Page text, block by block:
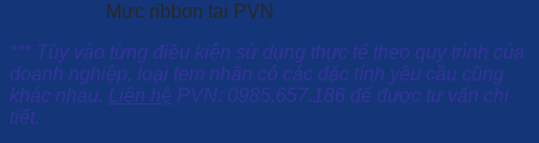
Mực ribbon tại PVN
*** Tùy vào từng điều kiện sử dụng thực tế theo quy trình của
doanh nghiệp, loại tem nhãn có các đặc tính yêu cầu cũng
khác nhau. Liên hệ PVN: 0985.657.186 để được tư vấn chi
tiết.